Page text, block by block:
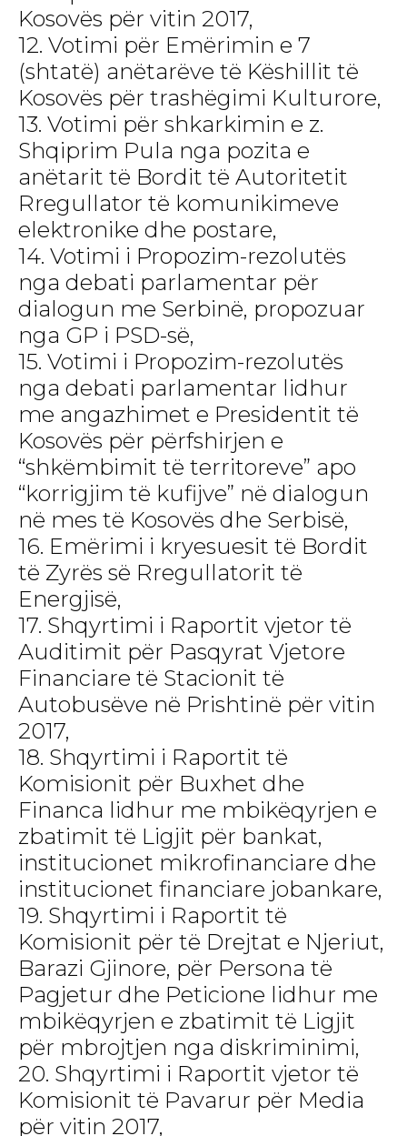
Kosovës për vitin 2017,
12. Votimi për Emërimin e 7
(shtatë) anëtarëve të Këshillit të
Kosovës për trashëgimi Kulturore,
13. Votimi për shkarkimin e z.
Shqiprim Pula nga pozita e
anëtarit të Bordit të Autoritetit
Rregullator të komunikimeve
elektronike dhe postare,
14. Votimi i Propozim-rezolutës
nga debati parlamentar për
dialogun me Serbinë, propozuar
nga GP i PSD-së,
15. Votimi i Propozim-rezolutës
nga debati parlamentar lidhur
me angazhimet e Presidentit të
Kosovës për përfshirjen e
“shkëmbimit të territoreve” apo
“korrigjim të kufijve” në dialogun
në mes të Kosovës dhe Serbisë,
16. Emërimi i kryesuesit të Bordit
të Zyrës së Rregullatorit të
Energjisë,
17. Shqyrtimi i Raportit vjetor të
Auditimit për Pasqyrat Vjetore
Financiare të Stacionit të
Autobusëve në Prishtinë për vitin
2017,
18. Shqyrtimi i Raportit të
Komisionit për Buxhet dhe
Financa lidhur me mbikëqyrjen e
zbatimit të Ligjit për bankat,
institucionet mikrofinanciare dhe
institucionet financiare jobankare,
19. Shqyrtimi i Raportit të
Komisionit për të Drejtat e Njeriut,
Barazi Gjinore, për Persona të
Pagjetur dhe Peticione lidhur me
mbikëqyrjen e zbatimit të Ligjit
për mbrojtjen nga diskriminimi,
20. Shqyrtimi i Raportit vjetor të
Komisionit të Pavarur për Media
për vitin 2017,